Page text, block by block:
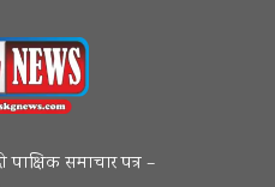
पाक्षिक समाचार पत्र –